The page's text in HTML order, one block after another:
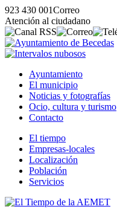
923 430 001Correo
Atención al ciudadano
Ayuntamiento
El municipio
Noticias y fotografías
Ocio, cultura y turismo
Contacto
El tiempo
Empresas-locales
Localización
Población
Servicios